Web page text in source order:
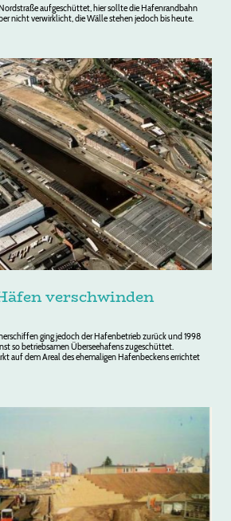
aufgeschüttet, hier sollte die Hafenrandbahn
nicht verwirklicht, die Wälle stehen jedoch bis heute.
verschwinden
ging jedoch der Hafenbetrieb zurück und 1998
so betriebsamen Überseehafens zugeschüttet.
auf dem Areal des ehemaligen Hafenbeckens errichtet